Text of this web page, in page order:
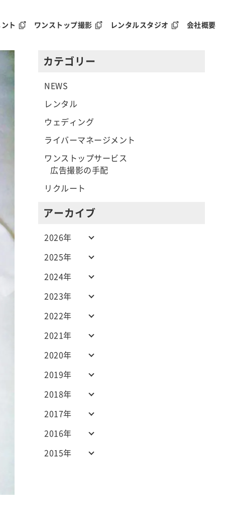
ト ワンストップ撮影 レンタルスタジオ 会社概要
カテゴリー
NEWS
レンタル
ウェディング
ライバーマネージメント
ワンストップサービス
広告撮影の手配
リクルート
アーカイブ
2015年
2016年
2017年
2018年
2019年
2020年
2021年
2022年
2023年
2024年
2025年
2026年